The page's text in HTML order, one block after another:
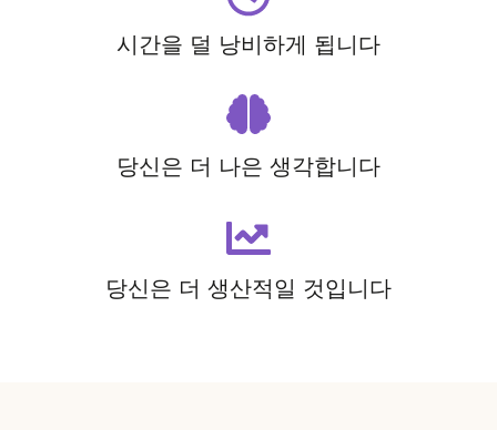
시간을 덜 낭비하게 됩니다
당신은 더 나은 생각합니다
당신은 더 생산적일 것입니다